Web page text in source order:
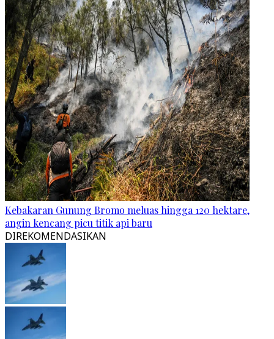
Kebakaran Gunung Bromo meluas hingga 120 hektare,
angin kencang picu titik api baru
DIREKOMENDASIKAN